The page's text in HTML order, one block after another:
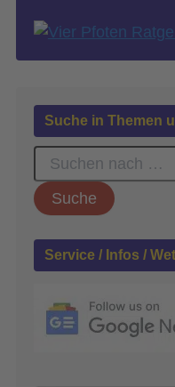
Suche in Themen
S
c
h
n
Service / Infos /